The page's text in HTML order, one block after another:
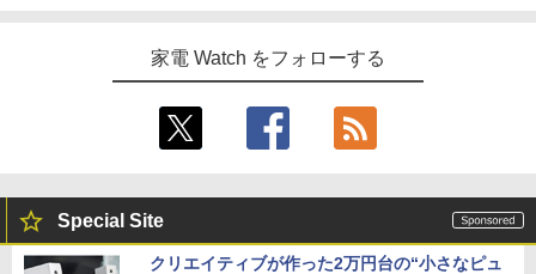
家電 Watch をフォローする
Special Site
クリエイティブが作った2万円台の“小さなピュ